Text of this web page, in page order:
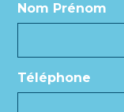
Nom Prénom
Téléphone